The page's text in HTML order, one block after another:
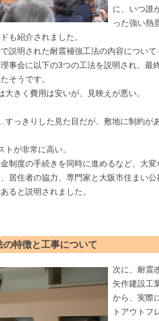
に、いつ誰
った強い熱
も紹介されました。
説明された耐震補強工法の内容につい
事会に以下の3つの工法を説明され、最
そうです。
きく費用は安いが、見映えが悪い。
っきりした見た目だが、敷地に制約が
が非常に高い。
制度の手続きを同時に進めるなど、大
居住者の協力、専門家と大阪市住まい
ると説明されました。
特徴と工事について
次に、耐震
矢作建設工
から、実際
トアウトフ